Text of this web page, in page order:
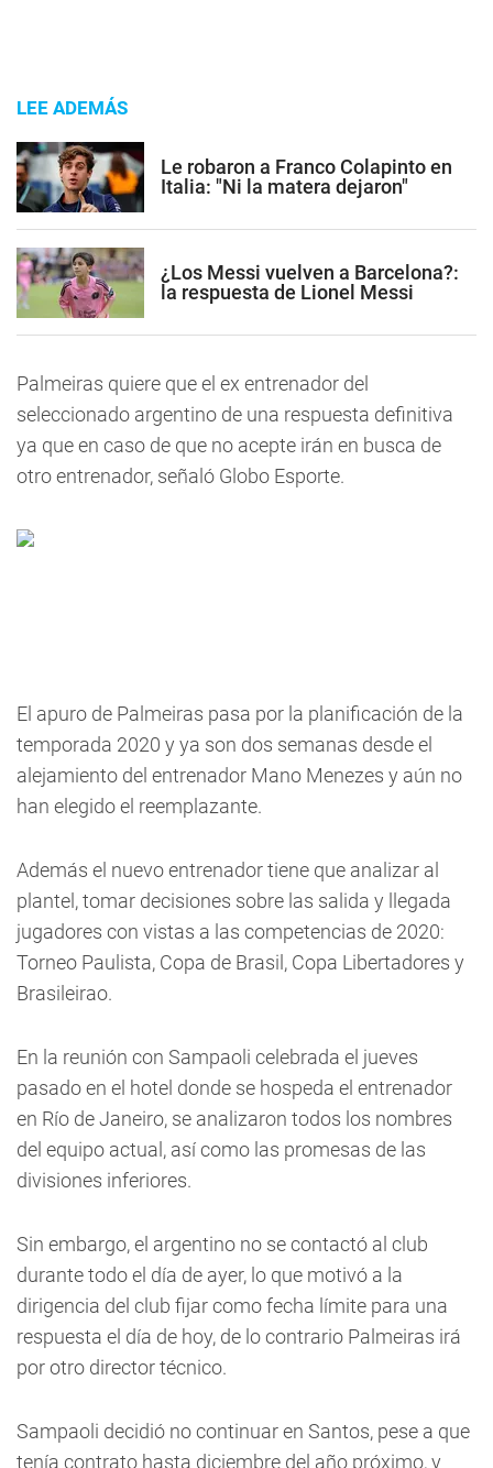
LEE ADEMÁS
Le robaron a Franco Colapinto en
Italia: "Ni la matera dejaron"
¿Los Messi vuelven a Barcelona?:
la respuesta de Lionel Messi
Palmeiras quiere que el ex entrenador del
seleccionado argentino de una respuesta definitiva
ya que en caso de que no acepte irán en busca de
otro entrenador, señaló Globo Esporte.
El apuro de Palmeiras pasa por la planificación de la
temporada 2020 y ya son dos semanas desde el
alejamiento del entrenador Mano Menezes y aún no
han elegido el reemplazante.
Además el nuevo entrenador tiene que analizar al
plantel, tomar decisiones sobre las salida y llegada
jugadores con vistas a las competencias de 2020:
Torneo Paulista, Copa de Brasil, Copa Libertadores y
Brasileirao.
En la reunión con Sampaoli celebrada el jueves
pasado en el hotel donde se hospeda el entrenador
en Río de Janeiro, se analizaron todos los nombres
del equipo actual, así como las promesas de las
divisiones inferiores.
Sin embargo, el argentino no se contactó al club
durante todo el día de ayer, lo que motivó a la
dirigencia del club fijar como fecha límite para una
respuesta el día de hoy, de lo contrario Palmeiras irá
por otro director técnico.
Sampaoli decidió no continuar en Santos, pese a que
tenía contrato hasta diciembre del año próximo, y